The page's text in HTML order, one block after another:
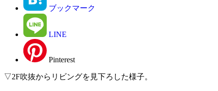
ブックマーク
LINE
Pinterest
▽2F吹抜からリビングを見下ろした様子。